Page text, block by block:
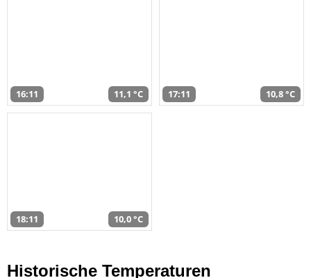
16:11 11,1 °C 17:11 10,8 °C
18:11 10,0 °C
Historische Temperaturen